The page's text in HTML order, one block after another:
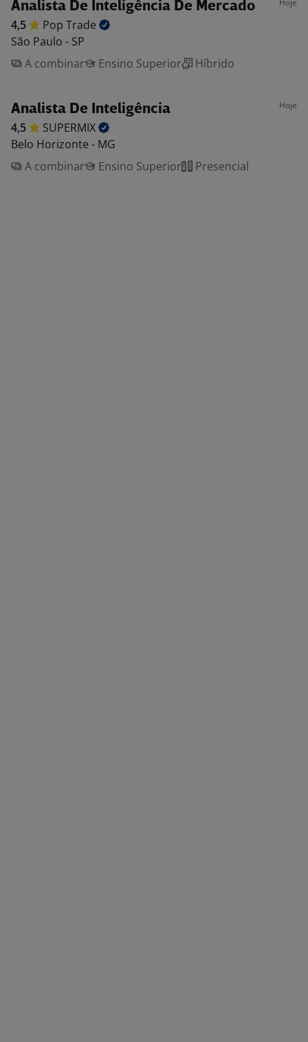
Analista De Inteligência De Mercado Hoje
4,5 Pop Trade
São Paulo - SP
A combinar
Ensino Superior Híbrido
Analista De Inteligência Hoje
4,5
SUPERMIX
Belo Horizonte - MG
A combinar
Ensino Superior Presencial